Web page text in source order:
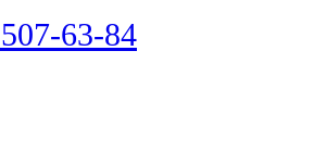
63-84